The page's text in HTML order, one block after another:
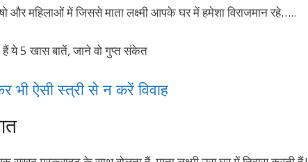
और महिलाओं में जिससे माता लक्ष्मी आपके घर में हमेशा विराजमान रहे…..
ऐसी स्त्री से न करें विवाह